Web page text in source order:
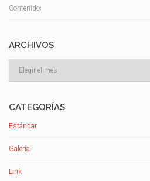
ARCHIVOS
CATEGORÍAS
Estándar
Galería
Link